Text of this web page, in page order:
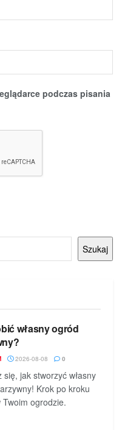
podczas pisania
Szukaj
własny ogród
2026-08-08 0
się, jak stworzyć własny
Krok po kroku
ogrodzie.